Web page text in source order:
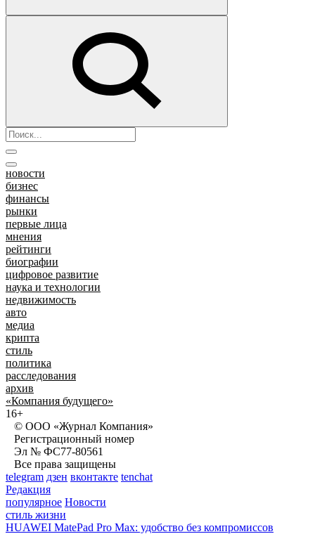
новости
бизнес
финансы
рынки
первые лица
мнения
рейтинги
биографии
цифровое развитие
наука и технологии
недвижимость
авто
медиа
крипта
стиль
политика
расследования
архив
«Компания будущего»
16+
© ООО «Журнал Компания»
Регистрационный номер
Эл № ФС77-80561
Все права защищены
telegram дзен вконтакте tenchat
Редакция
популярное Новости
стиль жизни
HUAWEI MatePad Pro Max: удобство без компромиссов